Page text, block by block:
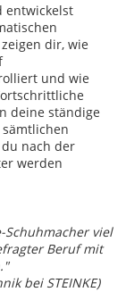
entwickelst
dir, wie
und wie
deine ständige
nach der
werden
Schuhmacher viel
Beruf mit
bei STEINKE)